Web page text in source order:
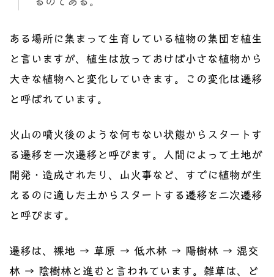
ある場所に集まって生育している植物の集団を植生
と言いますが、植生は放っておけば小さな植物から
大きな植物へと変化していきます。この変化は遷移
と呼ばれています。
火山の噴火後のような何もない状態からスタートす
る遷移を一次遷移と呼びます。人間によって土地が
開発・造成されたり、山火事など、すでに植物が生
えるのに適した土からスタートする遷移を二次遷移
と呼びます。
遷移は、裸地 → 草原 → 低木林 → 陽樹林 → 混交
林 → 陰樹林と進むと言われています。雑草は、ど